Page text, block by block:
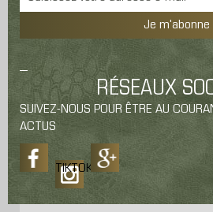
Je m'abonne
RÉSEAUX
SUIVEZ-NOUS POUR ÊTRE AU
ACTUS
TIKTOK